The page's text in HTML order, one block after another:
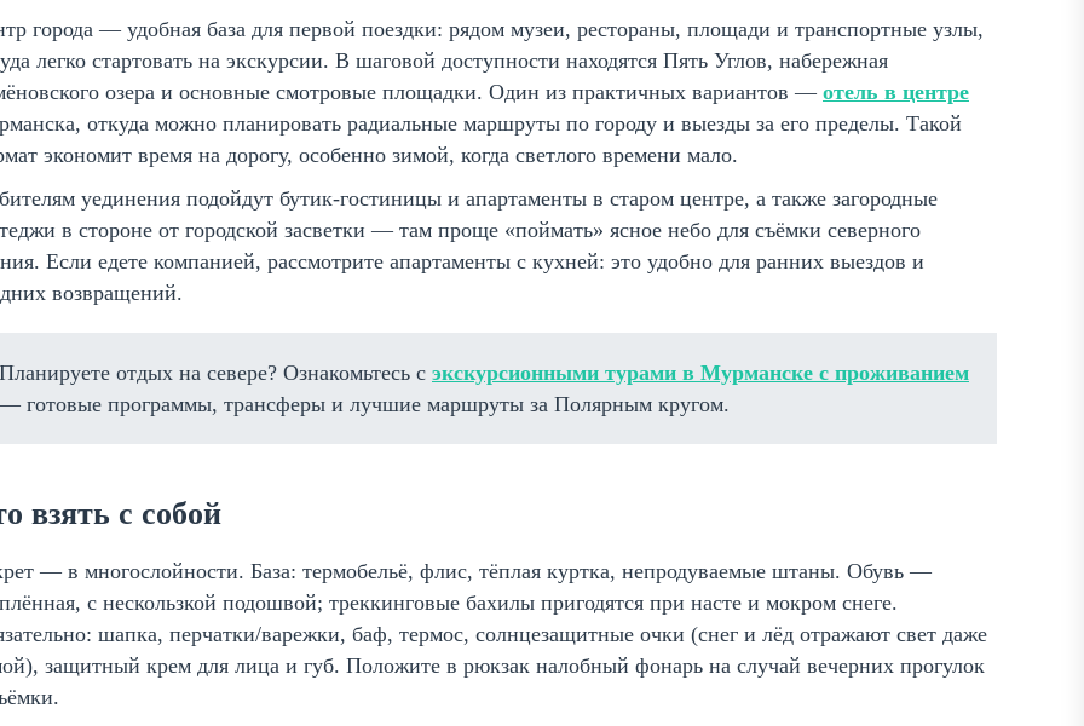
города — удобная база для первой поездки: рядом музеи, рестораны, площади и транспортные узлы,
легко стартовать на экскурсии. В шаговой доступности находятся Пять Углов, набережная
озера и основные смотровые площадки. Один из практичных вариантов — отель в центре
откуда можно планировать радиальные маршруты по городу и выезды за его пределы. Такой
экономит время на дорогу, особенно зимой, когда светлого времени мало.
уединения подойдут бутик-гостиницы и апартаменты в старом центре, а также загородные
в стороне от городской засветки — там проще «поймать» ясное небо для съёмки северного
Если едете компанией, рассмотрите апартаменты с кухней: это удобно для ранних выездов и
возвращений.
Планируете отдых на севере? Ознакомьтесь с экскурсионными турами в Мурманске с проживанием
— готовые программы, трансферы и лучшие маршруты за Полярным кругом.
взять с собой
— в многослойности. База: термобельё, флис, тёплая куртка, непродуваемые штаны. Обувь —
с нескользкой подошвой; треккинговые бахилы пригодятся при насте и мокром снеге.
шапка, перчатки/варежки, баф, термос, солнцезащитные очки (снег и лёд отражают свет даже
защитный крем для лица и губ. Положите в рюкзак налобный фонарь на случай вечерних прогулок